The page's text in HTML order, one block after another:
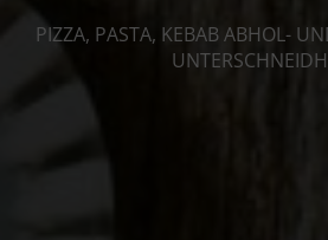
PIZZA, PASTA, KEBAB ABHOL-